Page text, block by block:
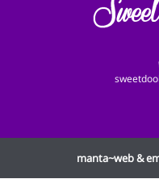
manta~web&